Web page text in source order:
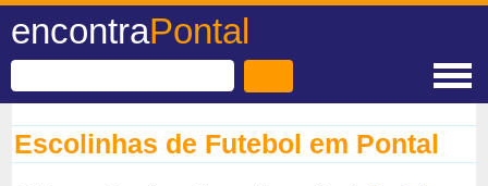
encontraPontal
Escolinhas de Futebol em Pontal